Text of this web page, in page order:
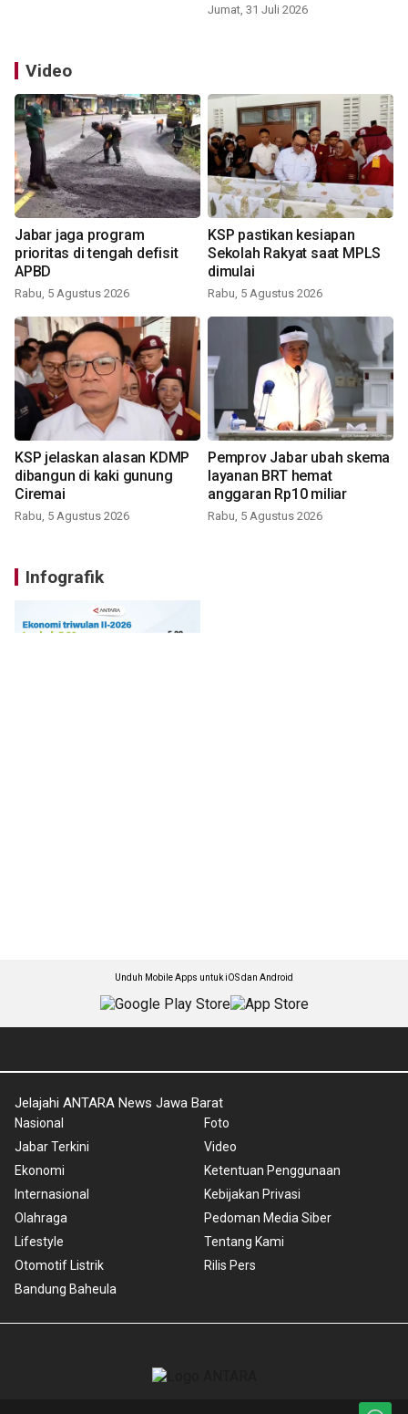
Jumat, 31 Juli 2026
Video
Jabar jaga program
prioritas di tengah defisit
APBD
Rabu, 5 Agustus 2026
KSP pastikan kesiapan
Sekolah Rakyat saat MPLS
dimulai
Rabu, 5 Agustus 2026
KSP jelaskan alasan KDMP
dibangun di kaki gunung
Ciremai
Rabu, 5 Agustus 2026
Pemprov Jabar ubah skema
layanan BRT hemat
anggaran Rp10 miliar
Rabu, 5 Agustus 2026
Infografik
Unduh Mobile Apps untuk iOS dan Android
Jelajahi ANTARA News Jawa Barat
Nasional
Jabar Terkini
Ekonomi
Internasional
Olahraga
Lifestyle
Otomotif Listrik
Bandung Baheula
Foto
Video
Ketentuan Penggunaan
Kebijakan Privasi
Pedoman Media Siber
Tentang Kami
Rilis Pers